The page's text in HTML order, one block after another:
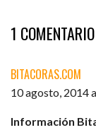
1 COMENTARIO
BITACORAS.COM
10 agosto, 2014
Información